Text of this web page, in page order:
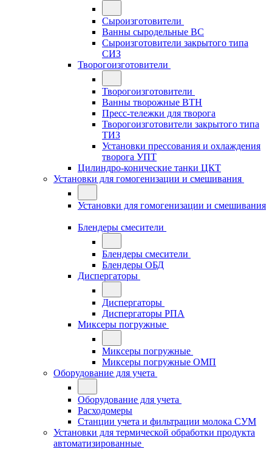
Сыроизготовители
Ванны сыродельные ВС
Сыроизготовители закрытого типа
СИЗ
Творогоизготовители
Творогоизготовители
Ванны творожные ВТН
Пресс-тележки для творога
Творогоизготовители закрытого типа
ТИЗ
Установки прессования и охлаждения
творога УПТ
Цилиндро-конические танки ЦКТ
Установки для гомогенизации и смешивания
Установки для гомогенизации и смешивания
Блендеры смесители
Блендеры смесители
Блендеры ОБД
Диспергаторы
Диспергаторы
Диспергаторы РПА
Миксеры погружные
Миксеры погружные
Миксеры погружные ОМП
Оборудование для учета
Оборудование для учета
Расходомеры
Станции учета и фильтрации молока СУМ
Установки для термической обработки продукта
автоматизированные